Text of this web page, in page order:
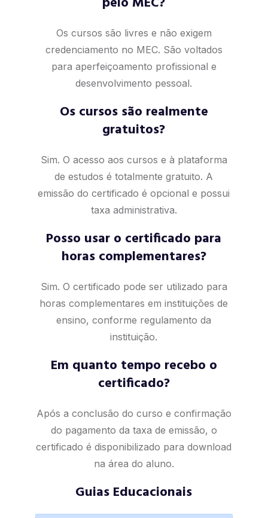
Os cursos são livres e não exigem
credenciamento no MEC. São voltados
para aperfeiçoamento profissional e
desenvolvimento pessoal.
Os cursos são realmente
gratuitos?
Sim. O acesso aos cursos e à plataforma
de estudos é totalmente gratuito. A
emissão do certificado é opcional e possui
taxa administrativa.
Posso usar o certificado para
horas complementares?
Sim. O certificado pode ser utilizado para
horas complementares em instituições de
ensino, conforme regulamento da
instituição.
Em quanto tempo recebo o
certificado?
Após a conclusão do curso e confirmação
do pagamento da taxa de emissão, o
certificado é disponibilizado para download
na área do aluno.
Guias Educacionais